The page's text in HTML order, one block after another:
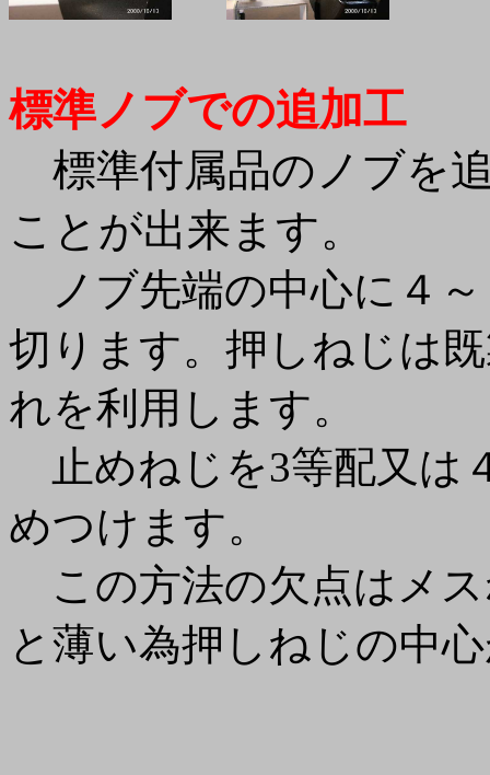
標準ノブでの追加工
標準付属品のノブを
ことが出来ます。
ノブ先端の中心に４
切ります。押しねじは
れを利用します。
止めねじを3等配又は
めつけます。
この方法の欠点はメ
と薄い為押しねじの中